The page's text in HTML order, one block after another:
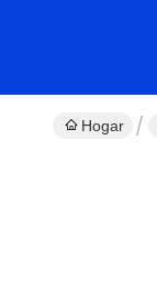
Hogar